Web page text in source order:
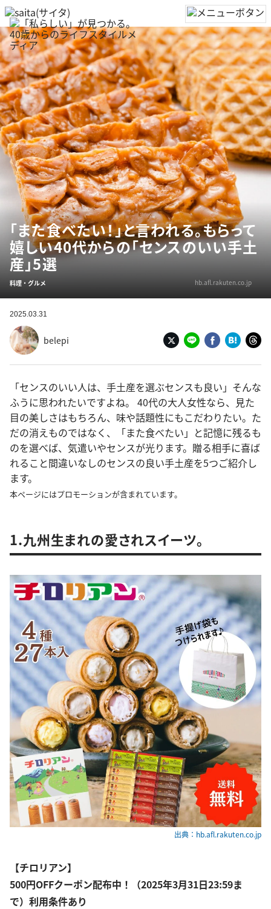
「また食べたい！」と言われる。もらって
嬉しい40代からの「センスのいい手土
産」5選
料理・グルメ hb.afl.rakuten.co.jp
2025.03.31
belepi
「センスのいい人は、手土産を選ぶセンスも良い」そんな
ふうに思われたいですよね。 40代の大人女性なら、見た
目の美しさはもちろん、味や話題性にもこだわりたい。た
だの消えものではなく、「また食べたい」と記憶に残るも
のを選べば、気遣いやセンスが光ります。贈る相手に喜ば
れること間違いなしのセンスの良い手土産を5つご紹介し
ます。
本ページにはプロモーションが含まれています。
1.九州生まれの愛されスイーツ。
出典：hb.afl.rakuten.co.jp
【チロリアン】
500円OFFクーポン配布中！（2025年3月31日23:59ま
で）利用条件あり